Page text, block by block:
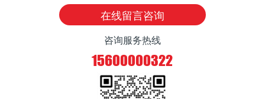
在线留言咨询
咨询服务热线
15600000322